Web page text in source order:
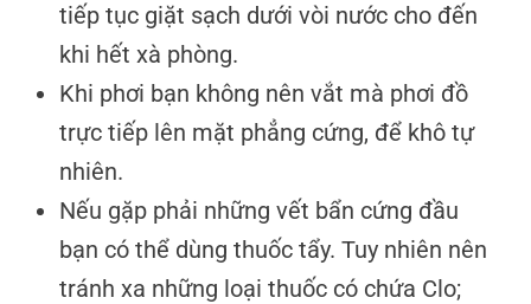
tiếp tục giặt sạch dưới vòi nước cho đến
khi hết xà phòng.
Khi phơi bạn không nên vắt mà phơi đồ
trực tiếp lên mặt phẳng cứng, để khô tự
nhiên.
Nếu gặp phải những vết bẩn cứng đầu
bạn có thể dùng thuốc tẩy. Tuy nhiên nên
tránh xa những loại thuốc có chứa Clo;